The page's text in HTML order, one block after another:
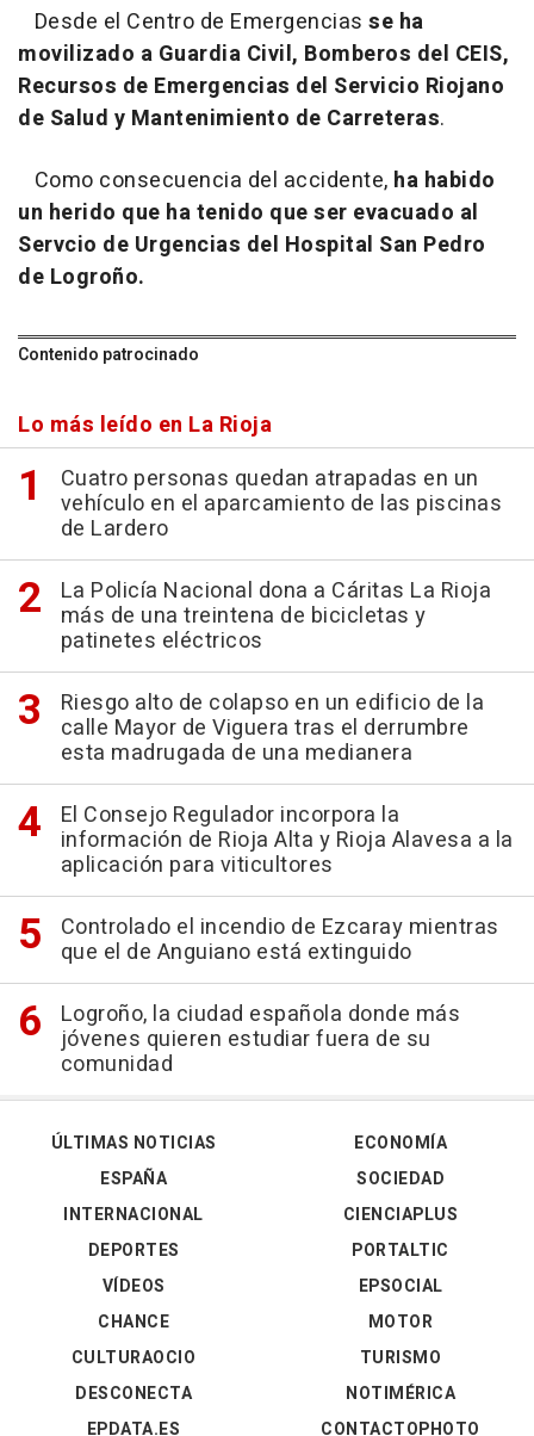
Desde el Centro de Emergencias se ha
movilizado a Guardia Civil, Bomberos del CEIS,
Recursos de Emergencias del Servicio Riojano
de Salud y Mantenimiento de Carreteras.
Como consecuencia del accidente, ha habido
un herido que ha tenido que ser evacuado al
Servcio de Urgencias del Hospital San Pedro
de Logroño.
Contenido patrocinado
Lo más leído en La Rioja
Cuatro personas quedan atrapadas en un
vehículo en el aparcamiento de las piscinas
de Lardero
La Policía Nacional dona a Cáritas La Rioja
más de una treintena de bicicletas y
patinetes eléctricos
Riesgo alto de colapso en un edificio de la
calle Mayor de Viguera tras el derrumbre
esta madrugada de una medianera
El Consejo Regulador incorpora la
información de Rioja Alta y Rioja Alavesa a la
aplicación para viticultores
Controlado el incendio de Ezcaray mientras
que el de Anguiano está extinguido
Logroño, la ciudad española donde más
jóvenes quieren estudiar fuera de su
comunidad
ÚLTIMAS NOTICIAS
ESPAÑA
INTERNACIONAL
DEPORTES
VÍDEOS
ECONOMÍA
SOCIEDAD
CIENCIAPLUS
PORTALTIC
EPSOCIAL
CHANCE
CULTURAOCIO
DESCONECTA
EPDATA.ES
MOTOR
TURISMO
NOTIMÉRICA
CONTACTOPHOTO